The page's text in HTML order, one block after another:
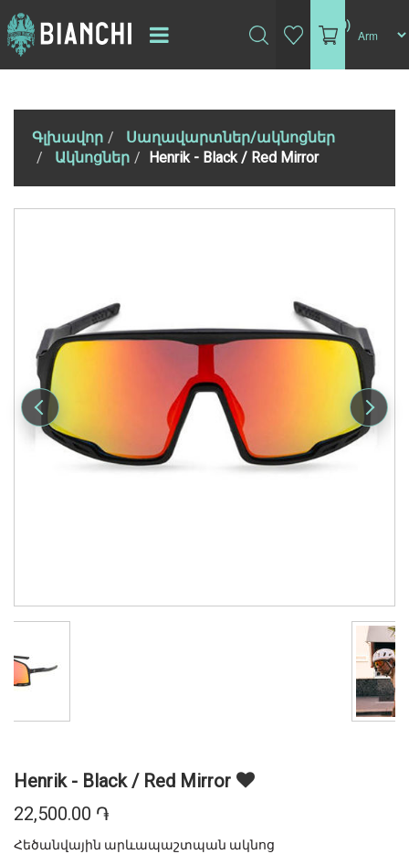
(0)
Գլխավոր
Սաղավարտներ/ակնոցներ
Ակնոցներ
Henrik - Black / Red Mirror
Henrik - Black / Red Mirror
22,500.00 ֏
Հեծանվային արևապաշտպան ակնոց